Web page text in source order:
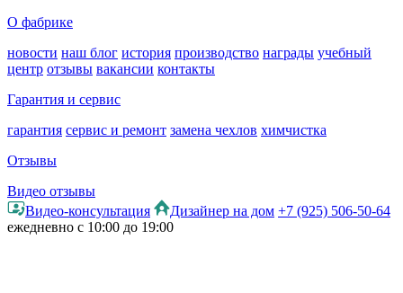
О фабрике
новости наш блог история производство награды учебный
центр отзывы вакансии контакты
Гарантия и сервис
гарантия сервис и ремонт замена чехлов химчистка
Отзывы
Видео отзывы
Видео-консультация
Дизайнер на дом +7 (925) 506-50-64
ежедневно с 10:00 до 19:00